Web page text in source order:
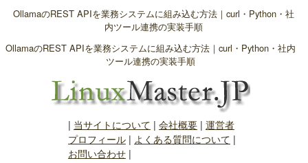
OllamaのREST APIを業務システムに組み込む方法｜curl・Python・社
内ツール連携の実装手順
OllamaのREST APIを業務システムに組み込む方法｜curl・Python・社内
ツール連携の実装手順
| 当サイトについて | 会社概要| 運営者
プロフィール| よくある質問について |
お問い合わせ|